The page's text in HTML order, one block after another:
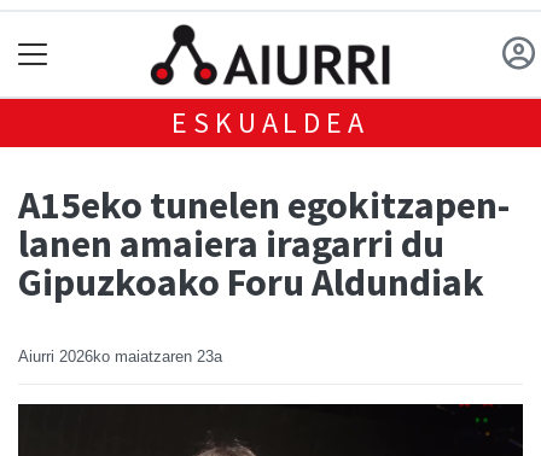
ESKUALDEA
A15eko tunelen egokitzapen-
lanen amaiera iragarri du
Gipuzkoako Foru Aldundiak
Aiurri 2026ko maiatzaren 23a